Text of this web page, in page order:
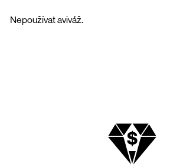
Nepoužívat aviváž.